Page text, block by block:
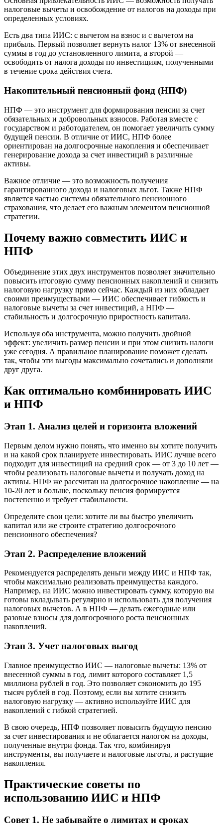
налоговые вычеты и освобождение от налогов на доходы при
определенных условиях.
Есть два типа ИИС: с вычетом на взнос и с вычетом на
прибыль. Первый позволяет вернуть налог 13% от внесенной
суммы в год до установленного лимита, а второй —
освободить от налога доходы по инвестициям, полученными
в течение срока действия счета.
Накопительный пенсионный фонд (НПФ)
НПФ — это инструмент для формирования пенсии за счет
обязательных и добровольных взносов. Работая вместе с
государством и работодателем, он помогает увеличить сумму
будущей пенсии. В отличие от ИИС, НПФ более
ориентирован на долгосрочные накопления и обеспечивает
генерирование дохода за счет инвестиций в различные
активы.
Важное отличие — это возможность получения
гарантированного дохода и налоговых льгот. Также НПФ
является частью системы обязательного пенсионного
страхования, что делает его важным элементом пенсионной
стратегии.
Почему важно совместить ИИС и
НПФ
Объединение этих двух инструментов позволяет значительно
повысить итоговую сумму пенсионных накоплений и снизить
налоговую нагрузку прямо сейчас. Каждый из них обладает
своими преимуществами — ИИС обеспечивает гибкость и
налоговые вычеты за счет инвестиций, а НПФ —
стабильность и долгосрочную приростность капитала.
Используя оба инструмента, можно получить двойной
эффект: увеличить размер пенсии и при этом снизить налоги
уже сегодня. А правильное планирование поможет сделать
так, чтобы эти выгоды максимально сочетались и дополняли
друг друга.
Как оптимально комбинировать ИИС
и НПФ
Этап 1. Анализ целей и горизонта вложений
Первым делом нужно понять, что именно вы хотите получить
и на какой срок планируете инвестировать. ИИС лучше всего
подходит для инвестиций на средний срок — от 3 до 10 лет —
чтобы реализовать налоговые вычеты и получать доход на
активы. НПФ же рассчитан на долгосрочное накопление — на
10-20 лет и больше, поскольку пенсия формируется
постепенно и требует стабильности.
Определите свои цели: хотите ли вы быстро увеличить
капитал или же строите стратегию долгосрочного
пенсионного обеспечения?
Этап 2. Распределение вложений
Рекомендуется распределять деньги между ИИС и НПФ так,
чтобы максимально реализовать преимущества каждого.
Например, на ИИС можно инвестировать сумму, которую вы
готовы вкладывать регулярно и использовать для получения
налоговых вычетов. А в НПФ — делать ежегодные или
разовые взносы для долгосрочного роста пенсионных
накоплений.
Этап 3. Учет налоговых выгод
Главное преимущество ИИС — налоговые вычеты: 13% от
внесенной суммы в год, лимит которого составляет 1,5
миллиона рублей в год. Это позволяет сэкономить до 195
тысяч рублей в год. Поэтому, если вы хотите снизить
налоговую нагрузку — активно используйте ИИС для
накоплений с гибкой стратегией.
В свою очередь, НПФ позволяет повысить будущую пенсию
за счет инвестирования и не облагается налогом на доходы,
полученные внутри фонда. Так что, комбинируя
инструменты, вы получаете и налоговые льготы, и растущие
накопления.
Практические советы по
использованию ИИС и НПФ
Совет 1. Не забывайте о лимитах и сроках